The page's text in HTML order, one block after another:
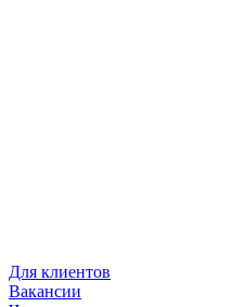
Для клиентов
Вакансии